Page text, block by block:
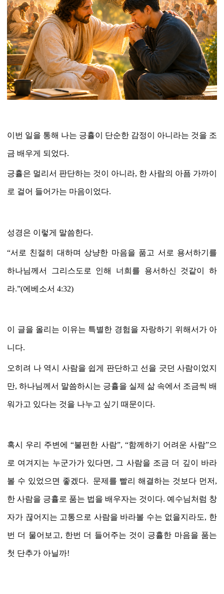
이번 일을 통해 나는 긍휼이 단순한 감정이 아니라는 것을 조
금 배우게 되었다.
긍휼은 멀리서 판단하는 것이 아니라, 한 사람의 아픔 가까이
로 걸어 들어가는 마음이었다.
성경은 이렇게 말씀한다.
“서로 친절히 대하며 상냥한 마음을 품고 서로 용서하기를
하나님께서 그리스도로 인해 너희를 용서하신 것같이 하
라.”(에베소서 4:32)
이 글을 올리는 이유는 특별한 경험을 자랑하기 위해서가 아
니다.
오히려 나 역시 사람을 쉽게 판단하고 선을 긋던 사람이었지
만, 하나님께서 말씀하시는 긍휼을 실제 삶 속에서 조금씩 배
워가고 있다는 것을 나누고 싶기 때문이다.
혹시 우리 주변에“불편한 사람”, “함께하기 어려운 사람”으
로 여겨지는 누군가가 있다면 , 그 사람을 조금 더 깊이 바라
볼 수 있었으면 좋겠다. 문제를 빨리 해결하는 것보다 먼저 ,
한 사람을 긍휼로 품는 법을 배우자는 것이다. 예수님처럼 창
자가 끊어지는 고통으로 사람을 바라볼 수는 없을지라도, 한
번 더 물어보고, 한번 더 들어주는 것이 긍휼한 마음을 품는
첫 단추가 아닐까!